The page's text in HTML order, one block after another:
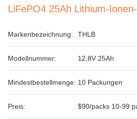
LiFePO4 25Ah Lithium-
Markenbezeichnung: THLB
Modellnummer: 12,8V 25Ah
Mindestbestellmenge: 10 Packungen
Preis: $90/packs 10-99